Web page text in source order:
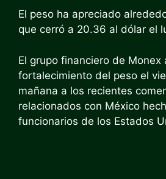
El peso ha apreciado
que cerró a 20.36 al dólar el
El grupo financiero de Monex
fortalecimiento del peso el
mañana a los recientes
relacionados con México
funcionarios de los Estados